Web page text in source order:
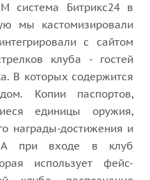
система Битрикс24 в
мы кастомизировали
с сайтом
клуба - гостей
В которых содержится
Копии паспортов,
единицы оружия,
награды-достижения и
А при входе в клуб
использует фейс-